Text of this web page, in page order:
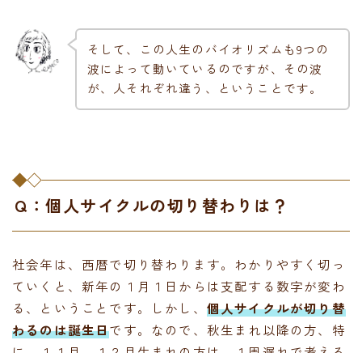
そして、この人生のバイオリズムも9つの
波によって動いているのですが、その波
が、人それぞれ違う、ということです。
Q：個人サイクルの切り替わりは？
社会年は、西暦で切り替わります。わかりやすく切っ
ていくと、新年の１月１日からは支配する数字が変わ
る、ということです。しかし、 個人サイクルが切り替
わるのは誕生日です。なので、秋生まれ以降の方、特